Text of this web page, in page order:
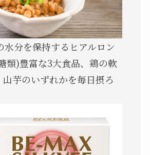
水分を保持するヒアルロン
類)豊富な3大食品、鶏の軟
芋のいずれかを毎日摂ろ